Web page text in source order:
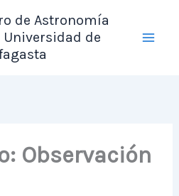
de Astronomía
Universidad de
Observación